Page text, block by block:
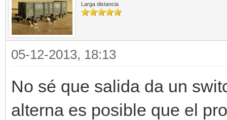
Larga distancia
05-12-2013, 18:13
No sé que salida da un
alterna es posible que el